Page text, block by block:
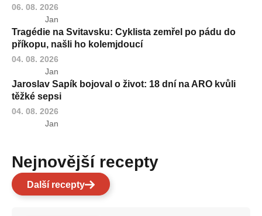
06. 08. 2026
Jan
Tragédie na Svitavsku: Cyklista zemřel po pádu do
příkopu, našli ho kolemjdoucí
04. 08. 2026
Jan
Jaroslav Sapík bojoval o život: 18 dní na ARO kvůli
těžké sepsi
04. 08. 2026
Jan
Nejnovější recepty
Další recepty